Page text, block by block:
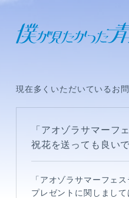
現在多くいただいているお
「アオゾラサマーフ
祝花を送っても良い
「アオゾラサマーフェ
プレゼントに関しまし